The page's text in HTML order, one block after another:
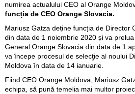
numirea actualului CEO al Orange
funcția de CEO Orange Slovacia.
Mariusz Gatza deține funcția de Director
din data de 1 noiembrie 2020 și va
General Orange Slovacia din data de 1
va începe procesul de selecţie al noului
Moldova în data de 14 ianuarie.
Fiind CEO Orange Moldova, Mariusz
echipa, să pună temelia mai multor